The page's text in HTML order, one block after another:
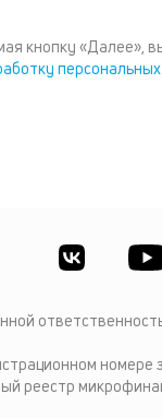
кнопку «Далее»,
реестр